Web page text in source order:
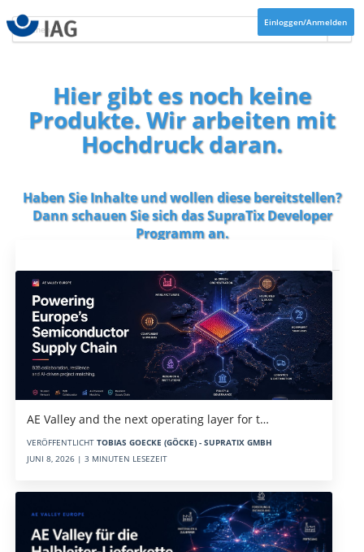
Einloggen/Anmelden
Hier gibt es noch keine
Produkte. Wir arbeiten mit
Hochdruck daran.
Haben Sie Inhalte und wollen diese bereitstellen?
Dann schauen Sie sich dasSupraTix Developer
Programman.
AE Valley and the next operating layer for t…
VERÖFFENTLICHT TOBIAS GOECKE (GÖCKE) - SUPRATIX GMBH
JUNI 8, 2026 | 3 MINUTEN LESEZEIT